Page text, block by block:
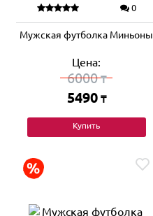
0
Мужская футболка Миньоны
Цена:
6000₸
5490 ₸
Купить